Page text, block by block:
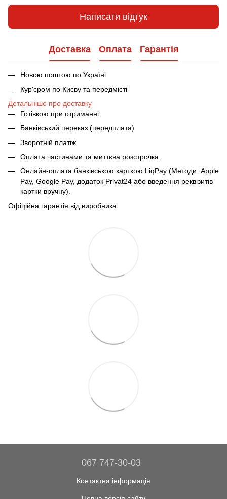
Написати відгук
Доставка Оплата Гарантія
Новою поштою по Україні
Кур'єром по Києву та передмісті
Детальніше про доставку
Готівкою при отриманні.
Банківський переказ (передплата)
Зворотній платіж
Оплата частинами та миттєва розстрочка.
Онлайн-оплата банківською карткою LiqPay (Методи: Apple
Pay, Google Pay, додаток Privat24 або введення реквізитів
картки вручну).
Офіційна гарантія від виробника
067 747-30-03
Контактна інформація